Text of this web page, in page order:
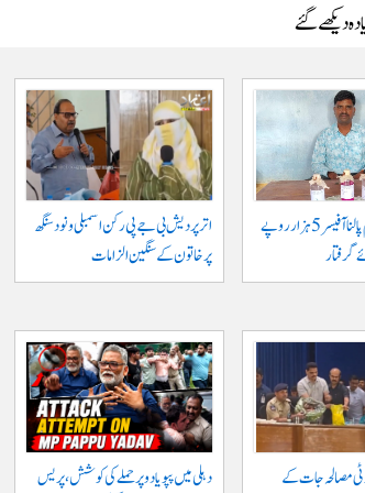
دیکھے گئے
جگتیال میں گرام پالنا آفیسر 5 ہزار روپے
اتر پردیش بی جے پی رکن اسمبلی ونود سنگھ
پر خاتون کے سنگین الزامات
مصالحہ جات کے
دہلی میں پپو یادو پر حملے کی کوشش، پریس